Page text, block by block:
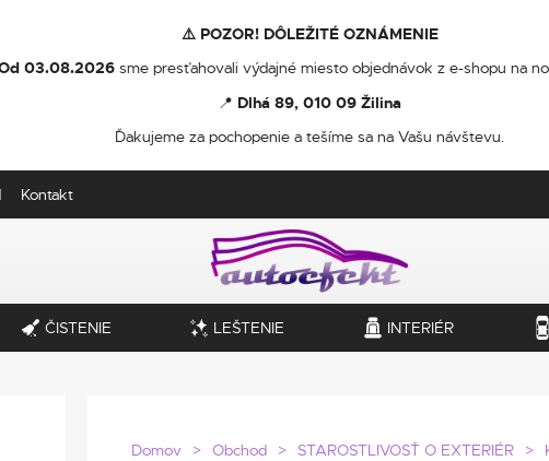
⚠️ POZOR! DÔLEŽITÉ OZNÁMENIE
03.08.2026 sme presťahovali výdajné miesto objednávok z e-shopu na
📍 Dlhá 89, 010 09 Žilina
Ďakujeme za pochopenie a tešíme sa na Vašu návštevu.
Kontakt
ČISTENIE LEŠTENIE INTERIÉR
Domov Obchod STAROSTLIVOSŤ O EXTERIÉR